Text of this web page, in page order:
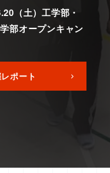
（土）工学部・
部オープンキャン
ポート